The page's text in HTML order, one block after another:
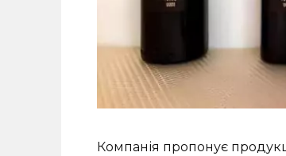
Компанія пропонує